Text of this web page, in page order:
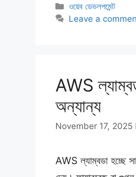
Categories
ওয়েব ডেভলপমেন্ট
Leave a
AWS
অন্যান্য
November 17, 2025
AWS ল্যাম্বডা হচ্ছে